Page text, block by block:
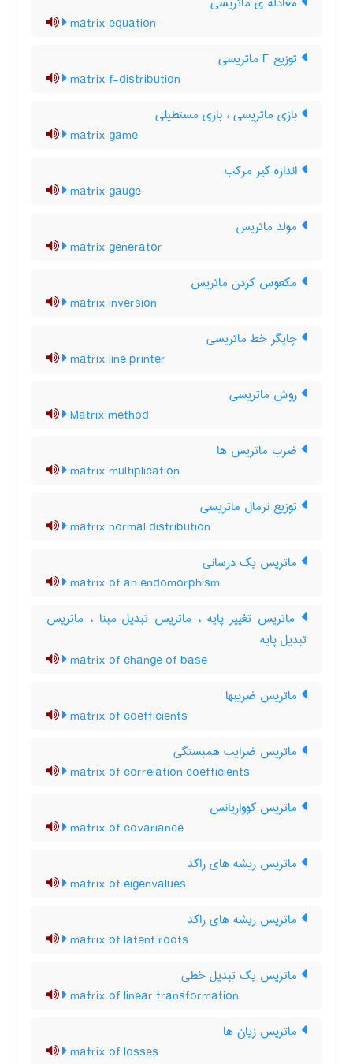
matrix equation
توزیع F ماتریسی
matrix f-distribution
بازی ماتریسی ، بازی مستطیلی
matrix game
اندازه گیر مرکب
matrix gauge
مولد ماتریس
matrix generator
مکعوس کردن ماتریس
matrix inversion
چاپگر خط ماتریسی
matrix line printer
روش ماتریسی
Matrix method
ضرب ماتریس ها
matrix multiplication
توزیع نرمال ماتریسی
matrix normal distribution
ماتریس یک درسانی
matrix of an endomorphism
ماتریس تغییر پایه ، ماتریس تبدیل مبنا ، ماتریس
تبدیل پایه
matrix of change of base
ماتریس ضریبها
matrix of coefficients
ماتریس ضرایب همبستگی
matrix of correlation coefficients
ماتریس کوواریانس
matrix of covariance
ماتریس ریشه های راکد
matrix of eigenvalues
ماتریس ریشه های راکد
matrix of latent roots
ماتریس یک تبدیل خطی
matrix of linear transformation
ماتریس زیان ها
matrix of losses